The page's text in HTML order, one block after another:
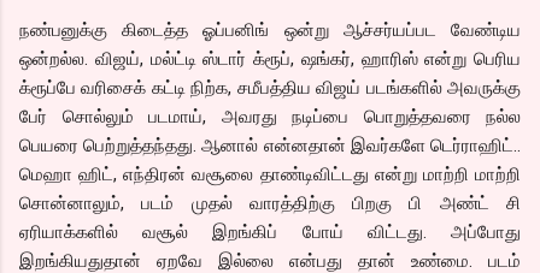
நண்பனுக்கு கிடைத்த ஓப்பனிங் ஒன்று ஆச்சர்யப்பட வேண்டிய
ஒன்றல்ல. விஜய், மல்ட்டி ஸ்டார் க்ரூப், ஷங்கர், ஹாரிஸ் என்று பெரிய
க்ரூப்பே வரிசைக் கட்டி நிற்க, சமீபத்திய விஜய் படங்களில் அவருக்கு
பேர் சொல்லும் படமாய், அவரது நடிப்பை பொறுத்தவரை நல்ல
பெயரை பெற்றுத்தந்தது. ஆனால் என்னதான் இவர்களே டெர்ராஹிட்..
மெஹா ஹிட், எந்திரன் வசூலை தாண்டிவிட்டது என்று மாற்றி மாற்றி
சொன்னாலும், படம் முதல் வாரத்திற்கு பிறகு பி அண்ட் சி
ஏரியாக்களில் வசூல் இறங்கிப் போய் விட்டது. அப்போது
இறங்கியதுதான் ஏறவே இல்லை என்பது தான் உண்மை. படம்